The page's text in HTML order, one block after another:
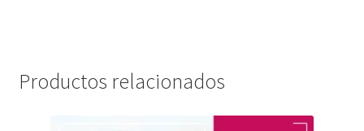
Productos relacionados